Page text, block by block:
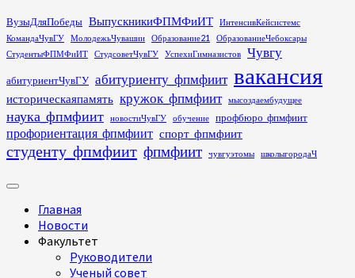
Перейти
к
содержимому
ВузыДляПобеды ВыпускникиФПМФиИТ
ИнтенсивКейсистемс
КомандаЧувГУ
МолодежьЧувашии Образование21
ОбразованиеЧебоксары
СтудентыФПМФиИТ
СтудсоветЧувГУ УспехиГимназистов Чувгу
абитуриентЧувГУ абитуриенту_фпмфиит вакансия
историческаяпамять кружок_фпмфиит мысоздаембудущее
наука_фпмфиит новостиЧувГУ обучение профбюро_фпмфиит
профориентация_фпмфиит спорт_фпмфиит
студенту_фпмфиит фпмфиит чувгуэтомы школыгородаЧ
Основное
Главная
Новости
Факультет
Руководители
Ученый совет